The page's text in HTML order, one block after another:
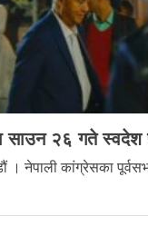
साउन २६ गते स्वदेश
। नेपाली कांग्रेसका